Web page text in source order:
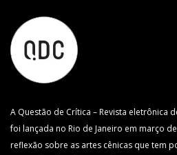
A Questão de Crítica – Revista eletrônica
foi lançada no Rio de Janeiro em março
reflexão sobre as artes cênicas que tem